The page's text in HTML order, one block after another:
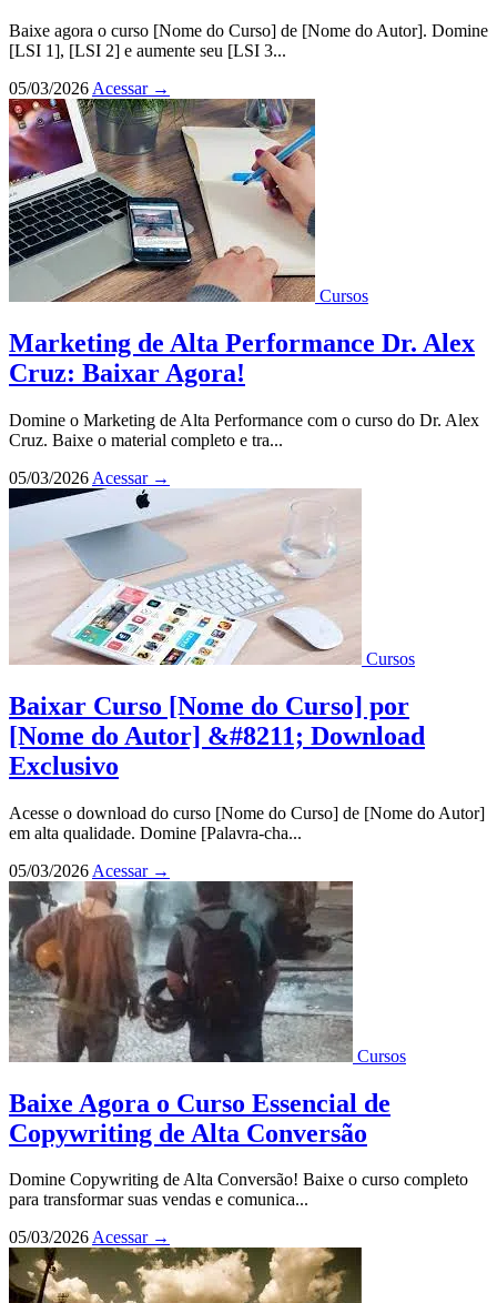
Baixe agora o curso [Nome do Curso] de [Nome do Autor]. Domine
[LSI 1], [LSI 2] e aumente seu [LSI 3...
05/03/2026 Acessar →
Cursos
Marketing de Alta Performance Dr. Alex
Cruz: Baixar Agora!
Domine o Marketing de Alta Performance com o curso do Dr. Alex
Cruz. Baixe o material completo e tra...
05/03/2026 Acessar →
Cursos
Baixar Curso [Nome do Curso] por
[Nome do Autor] &#8211; Download
Exclusivo
Acesse o download do curso [Nome do Curso] de [Nome do Autor]
em alta qualidade. Domine [Palavra-cha...
05/03/2026 Acessar →
Cursos
Baixe Agora o Curso Essencial de
Copywriting de Alta Conversão
Domine Copywriting de Alta Conversão! Baixe o curso completo
para transformar suas vendas e comunica...
05/03/2026Acessar →